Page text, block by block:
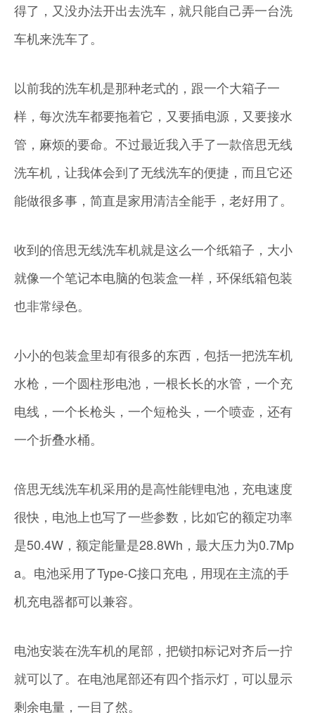
得了，又没办法开出去洗车，就只能自己弄一台洗
车机来洗车了。
以前我的洗车机是那种老式的，跟一个大箱子一
样，每次洗车都要拖着它，又要插电源，又要接水
管，麻烦的要命。不过最近我入手了一款倍思无线
洗车机，让我体会到了无线洗车的便捷，而且它还
能做很多事，简直是家用清洁全能手，老好用了。
收到的倍思无线洗车机就是这么一个纸箱子，大小
就像一个笔记本电脑的包装盒一样，环保纸箱包装
也非常绿色。
小小的包装盒里却有很多的东西，包括一把洗车机
水枪，一个圆柱形电池，一根长长的水管，一个充
电线，一个长枪头，一个短枪头，一个喷壶，还有
一个折叠水桶。
倍思无线洗车机采用的是高性能锂电池，充电速度
很快，电池上也写了一些参数，比如它的额定功率
是50.4W，额定能量是28.8Wh，最大压力为0.7Mp
a。电池采用了Type-C接口充电，用现在主流的手
机充电器都可以兼容。
电池安装在洗车机的尾部，把锁扣标记对齐后一拧
就可以了。在电池尾部还有四个指示灯，可以显示
剩余电量，一目了然。